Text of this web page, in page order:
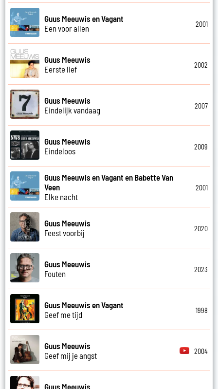
Guus Meeuwis en Vagant
Een voor allen
2001
Guus Meeuwis
Eerste lief
2002
Guus Meeuwis
Eindelijk vandaag
2007
Guus Meeuwis
Eindeloos
2009
Guus Meeuwis en Vagant en Babette Van
Veen
Elke nacht
2001
Guus Meeuwis
Feest voorbij
2020
Guus Meeuwis
Fouten
2023
Guus Meeuwis en Vagant
Geef me tijd
1998
Guus Meeuwis
Geef mij je angst
2004
Guus Meeuwis